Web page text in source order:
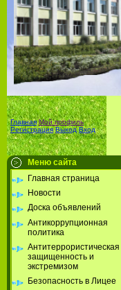
Главная Мой профиль
Регистрация Выход Вход
Меню сайта
Главная страница
Новости
Доска объявлений
Антикоррупционная
политика
Антитеррористическая
защищенность и
экстремизом
Безопасность в Лицее